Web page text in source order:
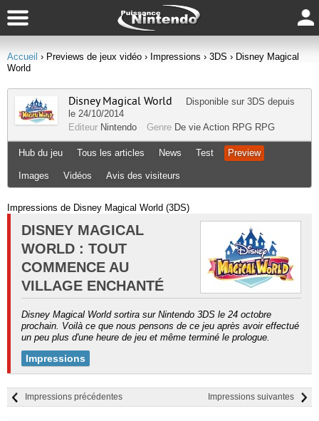
Accueil › Previews de jeux vidéo › Impressions › 3DS › Disney Magical
World
Disney Magical World Disponible sur 3DS depuis
le 24/10/2014
Editeur Nintendo Genre De vie Action RPG RPG
Hub du jeu Tous les articles News Test Preview
Images Vidéos Avis des visiteurs
Impressions de Disney Magical World (3DS)
DISNEY MAGICAL
WORLD : TOUT
COMMENCE AU
VILLAGE ENCHANTÉ
Disney Magical World sortira sur Nintendo 3DS le 24 octobre
prochain. Voilà ce que nous pensons de ce jeu après avoir effectué
un peu plus d'une heure de jeu et même terminé le prologue.
Impressions
Impressions suivantes
Impressions précédentes